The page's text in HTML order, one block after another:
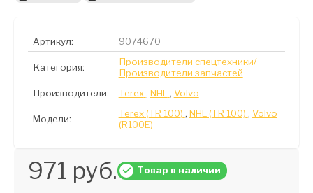
Артикул: 9074670
Категория:
Производители спецтехники/
Производители запчастей
Производители:
Terex , NHL , Volvo
Модели: Terex (TR 100) , NHL (TR 100) , Volvo
(R100E)
971 руб. Товар в наличии